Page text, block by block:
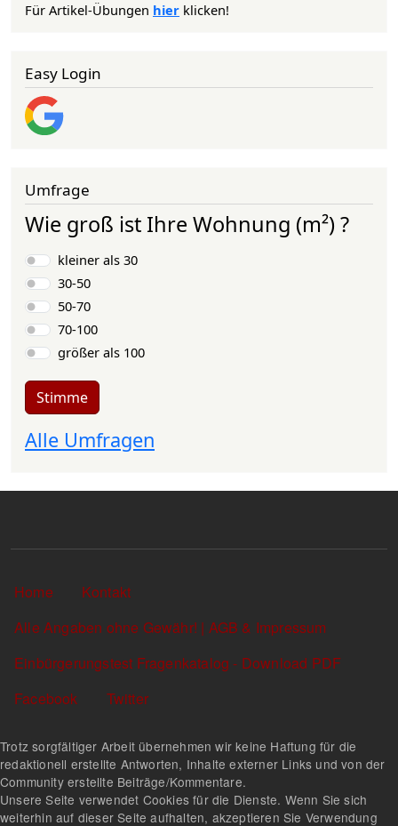
Für Artikel-Übungen hier klicken!
Easy Login
Umfrage
Wie groß ist Ihre Wohnung (m²) ?
Auswahlmöglichkeiten
kleiner als 30
30-50
50-70
70-100
größer als 100
Stimme
Alle Umfragen
Sekundärlinks
Home
Kontakt
Alle Angaben ohne Gewähr! | AGB & Impressum
Einbürgerungstest Fragenkatalog - Download PDF
Facebook
Twitter
Trotz sorgfältiger Arbeit übernehmen wir keine Haftung für die
redaktionell erstellte Antworten, Inhalte externer Links und von der
Community erstellte Beiträge/Kommentare.
Unsere Seite verwendet Cookies für die Dienste. Wenn Sie sich
weiterhin auf dieser Seite aufhalten, akzeptieren Sie Verwendung